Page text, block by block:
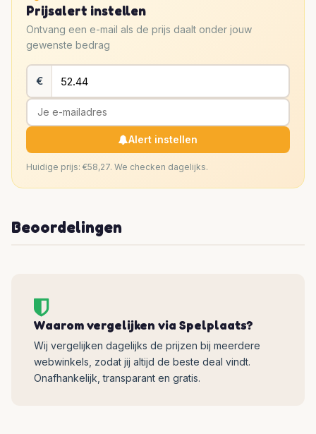
Prijsalert instellen
Ontvang een e-mail als de prijs daalt onder jouw
gewenste bedrag
€
Alert instellen
Huidige prijs: €58,27. We checken dagelijks.
Beoordelingen
Waarom vergelijken via Spelplaats?
Wij vergelijken dagelijks de prijzen bij meerdere
webwinkels, zodat jij altijd de beste deal vindt.
Onafhankelijk, transparant en gratis.